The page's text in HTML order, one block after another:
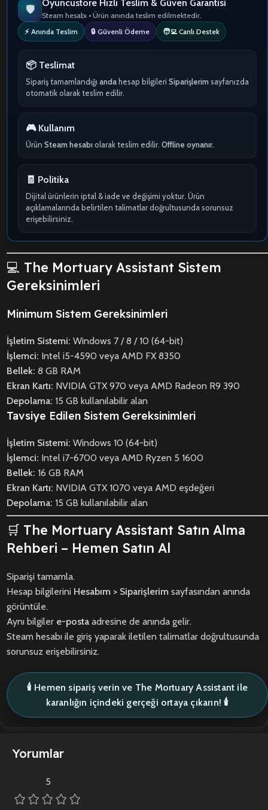
🛡️ Oyuncustore Hızlı Teslim & Güven Garantisi
Steam hesabı • Ürün anında teslim edilmektedir.
⚡ Anında Teslim
🔒 Güvenli Ödeme 🧑‍💻 Canlı Destek
📦 Teslimat
Sipariş tamamlandığı anda hesap bilgileri Siparişlerimsayfanızda
otomatik olarak teslim edilir.
🎮 Kullanım
Ürün Steam hesabıolarak teslim edilir. Offline oynanır.
🧾 Politika
Dijital ürünlerin iptal & iade ve değişimi yoktur. Ürün
açıklamalarında belirtilen talimatlar doğrultusunda sorunsuz
erişebilirsiniz.
💻 The Mortuary Assistant Sistem
Gereksinimleri
Minimum Sistem Gereksinimleri
İşletim Sistemi: Windows 7 / 8 / 10 (64-bit)
İşlemci: Intel i5-4590 veya AMD FX 8350
Bellek: 8 GB RAM
Ekran Kartı: NVIDIA GTX 970 veya AMD Radeon R9 390
Depolama: 15 GB kullanılabilir alan
Tavsiye Edilen Sistem Gereksinimleri
İşletim Sistemi: Windows 10 (64-bit)
İşlemci: Intel i7-6700 veya AMD Ryzen 5 1600
Bellek: 16 GB RAM
Ekran Kartı: NVIDIA GTX 1070 veya AMD eşdeğeri
Depolama: 15 GB kullanılabilir alan
🛒 The Mortuary Assistant Satın Alma
Rehberi – Hemen Satın Al
Siparişi tamamla.
Hesap bilgilerini Hesabım > Siparişlerim sayfasından anında
görüntüle.
Aynı bilgiler e-posta adresine de anında gelir.
Steam hesabı ile giriş yaparak iletilen talimatlar doğrultusunda
sorunsuz erişebilirsiniz.
🕯️ Hemen sipariş verin ve The Mortuary Assistant ile
karanlığın içindeki gerçeği ortaya çıkarın! 🕯️
Yorumlar
5